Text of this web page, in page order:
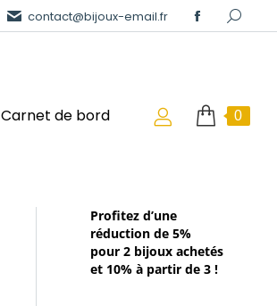
contact@bijoux-email.fr
Carnet de bord 0
Profitez d’une
réduction de 5%
pour 2 bijoux achetés
et 10% à partir de 3 !